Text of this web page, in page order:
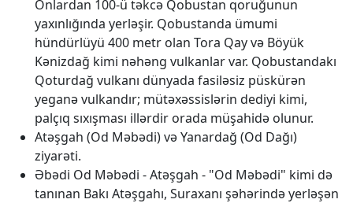
Onlardan 100-ü təkcə Qobustan qoruğunun
yaxınlığında yerləşir. Qobustanda ümumi
hündürlüyü 400 metr olan Tora Qay və Böyük
Kənizdağ kimi nəhəng vulkanlar var. Qobustandakı
Qoturdağ vulkanı dünyada fasiləsiz püskürən
yeganə vulkandır; mütəxəssislərin dediyi kimi,
palçıq sıxışması illərdir orada müşahidə olunur.
Atəşgah (Od Məbədi) və Yanardağ (Od Dağı)
ziyarəti.
Əbədi Od Məbədi - Atəşgah - "Od Məbədi" kimi də
tanınan Bakı Atəşgahı, Suraxanı şəhərində yerləşən